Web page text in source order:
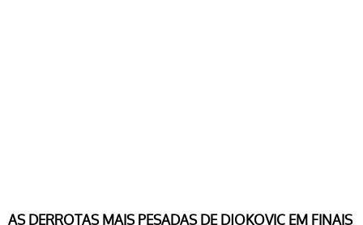
AS DERROTAS MAIS PESADAS DE DJOKOVIC EM FINAIS